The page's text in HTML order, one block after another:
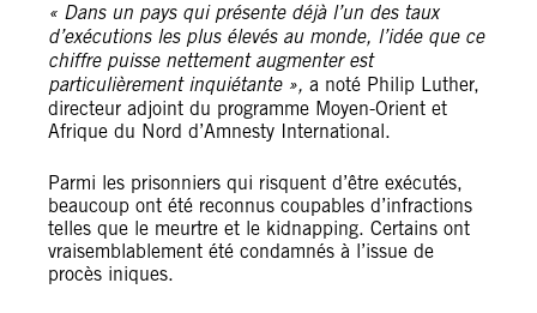
« Dans un pays qui présente déjà l’un des taux
d’exécutions les plus élevés au monde, l’idée que ce
chiffre puisse nettement augmenter est
particulièrement inquiétante », a noté Philip Luther,
directeur adjoint du programme Moyen-Orient et
Afrique du Nord d’Amnesty International.
Parmi les prisonniers qui risquent d’être exécutés,
beaucoup ont été reconnus coupables d’infractions
telles que le meurtre et le kidnapping. Certains ont
vraisemblablement été condamnés à l’issue de
procès iniques.